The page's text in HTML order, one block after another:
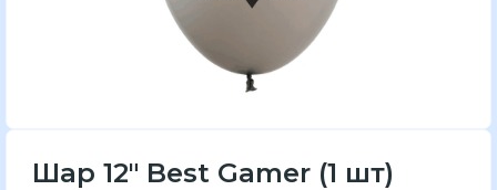
Шар 12" Best Gamer (1 шт)